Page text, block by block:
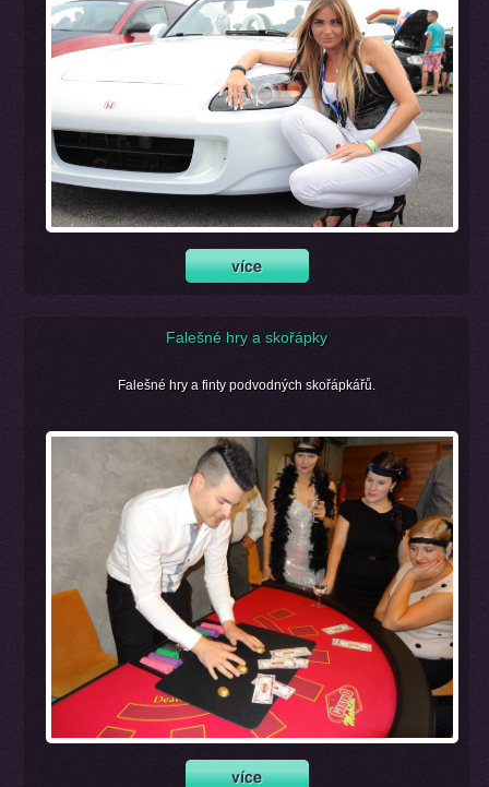
Falešné hry a skořápky
Falešné hry a finty podvodných skořápkářů.